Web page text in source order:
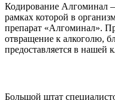
Кодирование Алгоминал
рамках которой в
препарат «Алгоминал».
отвращение к алкоголю,
предоставляется в нашей
Большой штат